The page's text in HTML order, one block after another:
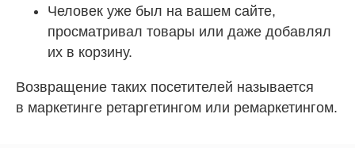
Человек уже был на вашем сайте,
просматривал товары или даже добавлял
их в корзину.
Возвращение таких посетителей называется
в маркетинге ретаргетингом или ремаркетингом.